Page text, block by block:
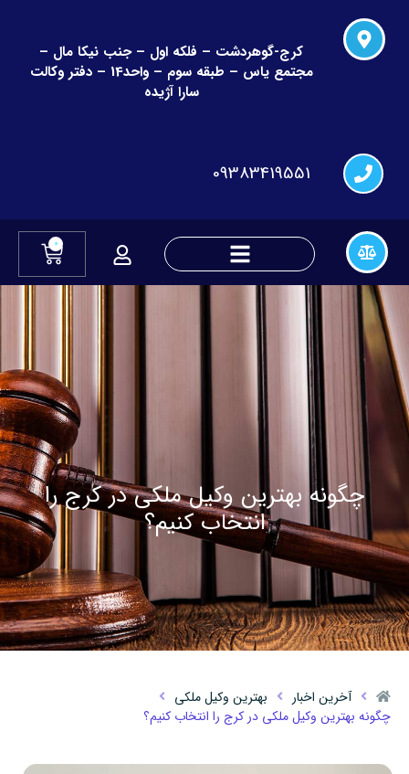
کرج-گوهردشت – فلکه اول – جنب نیکا مال –
مجتمع یاس – طبقه سوم – واحد14 – دفتر وکالت
سارا آژیده
09383419551
0
چگونه بهترین وکیل ملکی در کرج را
انتخاب کنیم؟
آخرین اخبار
بهترین وکیل ملکی
چگونه بهترین وکیل ملکی در کرج را انتخاب کنیم؟